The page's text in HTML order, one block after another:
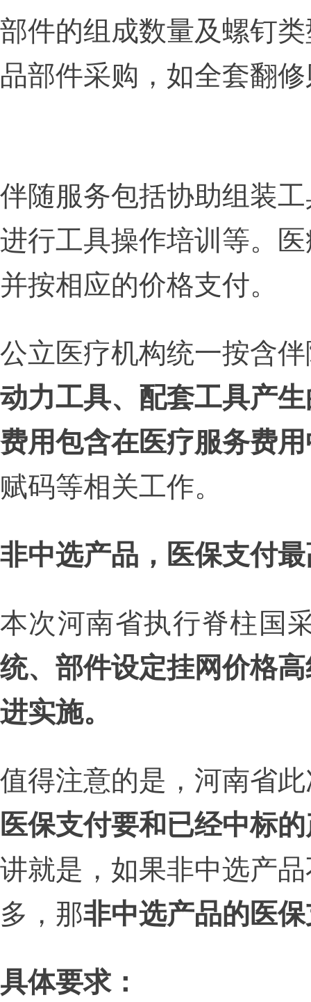
部件的组成数量及螺钉
品部件采购，如全套翻
伴随服务包括协助组装
进行工具操作培训等。
并按相应的价格支付。
公立医疗机构统一按含
动力工具、配套工具产
费用包含在医疗服务费
赋码等相关工作。
非中选产品，医保支付
本次河南省执行脊柱国
统、部件设定挂网价格
进实施。
值得注意的是，河南省
医保支付要和已经中标
讲就是，如果非中选产
多，那非中选产品的医
具体要求：